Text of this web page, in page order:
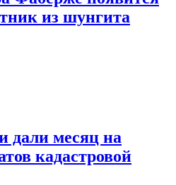
из шунгита
дали месяц на
кадастровой